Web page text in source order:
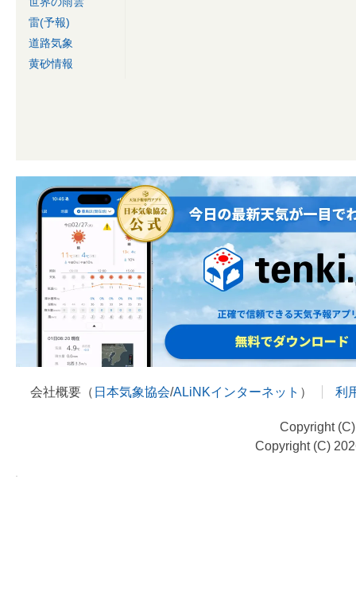
雷(予報)
道路気象
黄砂情報
会社概要（ 日本気象協会/ALiNKインターネット ） 利
Copyright
Copyright (C)